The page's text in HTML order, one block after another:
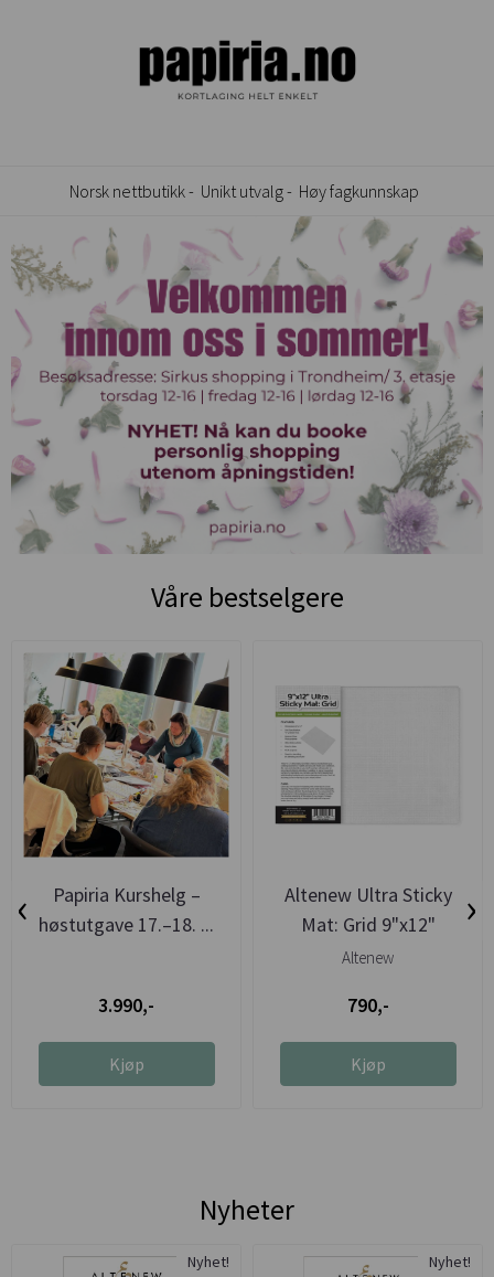
Norsk nettbutikk - Unikt utvalg - Høy fagkunnskap
Våre bestselgere
Papiria Kurshelg –
høstutgave 17.–18. ...
3.990,-
Kjøp
Altenew Ultra Sticky
Mat: Grid 9"x12"
Altenew
790,-
Kjøp
‹ ›
Nyheter
Nyhet! Nyhet!